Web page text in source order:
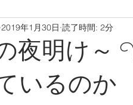
the World Look of the
夜明け～
いるのか
2019年1月30日 読了時間: 2分